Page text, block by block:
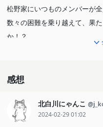
松野家にいつものメンバーが全
数々の困難を乗り越えて、果
か！？
それはこの世で最もドキドキ
幼なじみのチビ太らに加え、
モテない６つ子に千載一遇の大
感想
北白川にゃんこ
2024-02-29 01:02